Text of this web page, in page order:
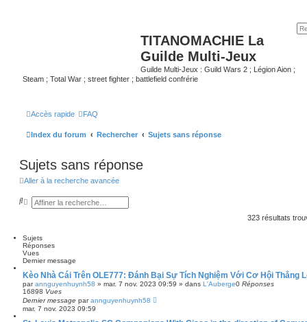
TITANOMACHIE La
Guilde Multi-Jeux
Guilde Multi-Jeux : Guild Wars 2 ; Légion Aion ;
Steam ; Total War ; street fighter ; battlefield confrérie
Accès rapide FAQ
Index du forum Rechercher Sujets sans réponse
Sujets sans réponse
Aller à la recherche avancée
R
r
c
h
e
r
R
r
c
h
e
a
v
a
n
c
323 résultats
Sujets
Réponses
Vues
Dernier message
Kèo Nhà Cái Trên OLE777: Đánh Bại Sự Tích Nghiệm Với Cơ Hội Thắng
parannguyenhuynh58 » mar. 7 nov. 2023 09:59 » dans L'Auberge0 Réponses
16898 Vues
Dernier message parannguyenhuynh58
mar. 7 nov. 2023 09:59